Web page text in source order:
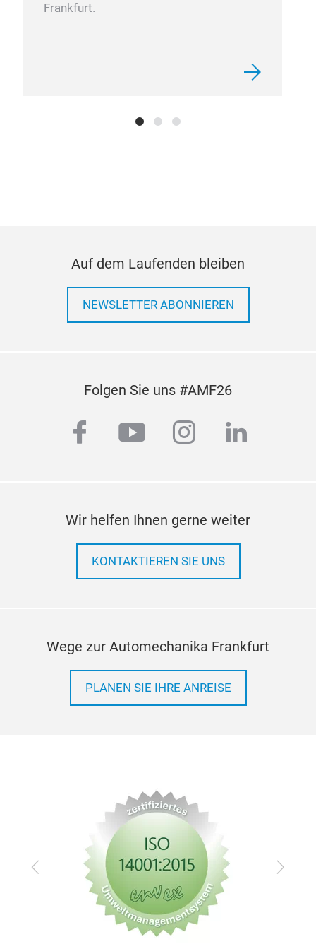
Frankfurt.
Auf dem Laufenden bleiben
NEWSLETTER ABONNIEREN
Folgen Sie uns #AMF26
facebook
youtubeinstagram
linkedin
Wir helfen Ihnen gerne weiter
KONTAKTIEREN SIE UNS
Wege zur Automechanika Frankfurt
PLANEN SIE IHRE ANREISE
Zurück Vor